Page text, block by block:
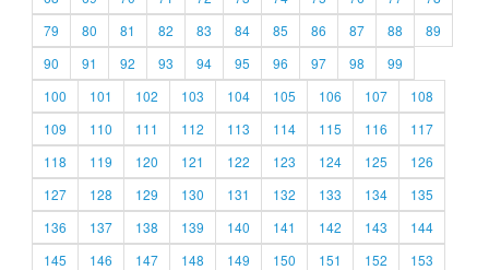
79
80 81 82 83 84 85 86 87 88
89
90
91 92 93 94 95 96 97 98
99
100
101 102 103 104 105 106 107
108
109
110 111 112 113 114 115 116
117
118
119 120 121 122 123 124 125
126
127
128 129 130 131 132 133 134
135
136
137 138 139 140 141 142 143
144
145
146 147 148 149 150 151 152
153